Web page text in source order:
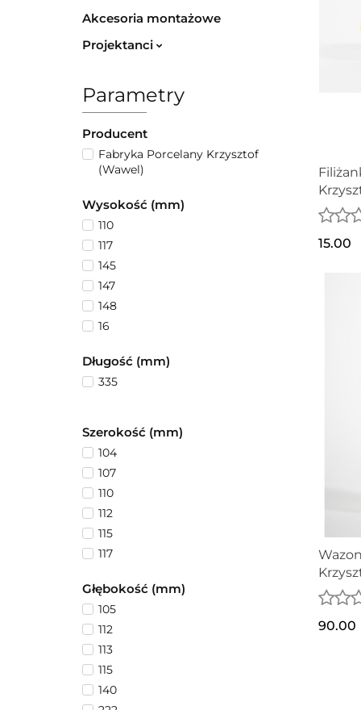
Akcesoria montażowe
Projektanci
Parametry
Producent
Fabryka Porcelany Krzysztof
(Wawel)
Wysokość (mm)
110
117
145
147
148
16
184
190
22
223
23
24
25
27
28
315
32
320
33
35
50
Długość (mm)
335
Szerokość (mm)
104
107
110
112
115
117
125
140
160
200
205
222
Głębokość (mm)
105
112
113
115
140
15.00
90.00